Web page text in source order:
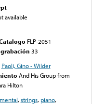
available
FLP-2051
33
Paoli, Gino - Wilder
And His Group from
Hilton
,strings, piano,